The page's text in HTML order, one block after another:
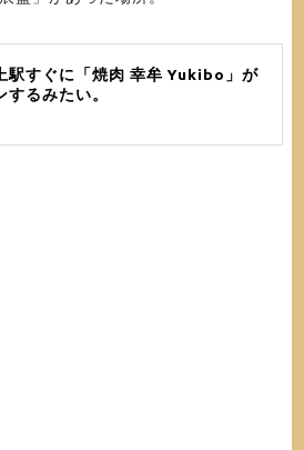
駅すぐに「焼肉 幸牟 Yukibo」が
するみたい。